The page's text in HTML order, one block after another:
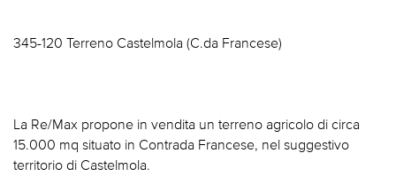
345-120 Terreno Castelmola (C.da Francese)
La Re/Max propone in vendita un terreno agricolo di circa
15.000 mq situato in Contrada Francese, nel suggestivo
territorio di Castelmola.